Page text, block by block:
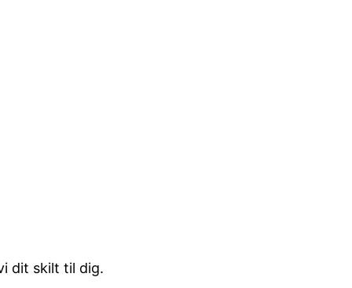
dit skilt til dig.